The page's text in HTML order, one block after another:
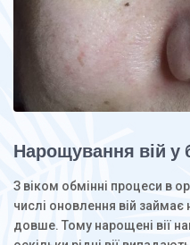
Нарощування вій у
З віком обмінні процеси в
числі оновлення вій
довше. Тому нарощені вії